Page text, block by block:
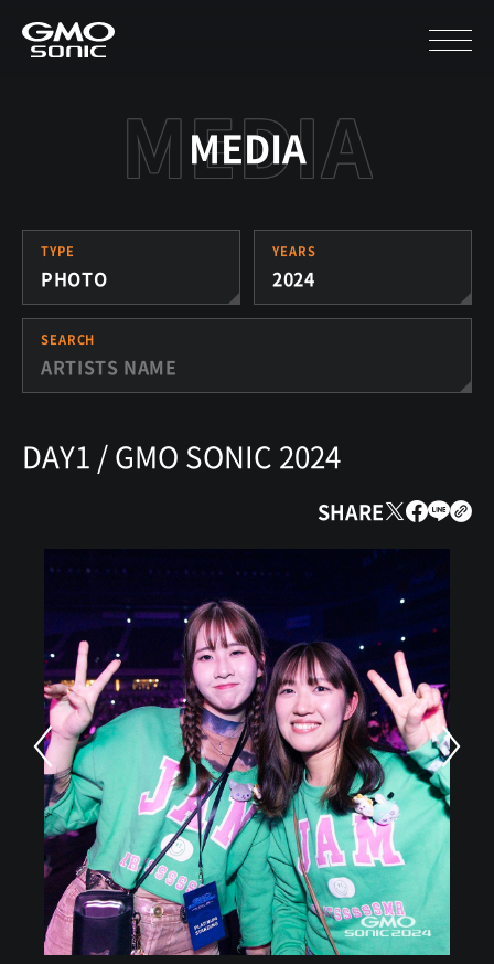
MEDIA
TYPE
PHOTO
YEARS
2024
SEARCH
DAY1 / GMO SONIC 2024
SHARE